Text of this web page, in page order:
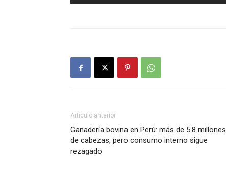
Artículo anterior
Ganadería bovina en Perú: más de 5.8 millones
de cabezas, pero consumo interno sigue
rezagado